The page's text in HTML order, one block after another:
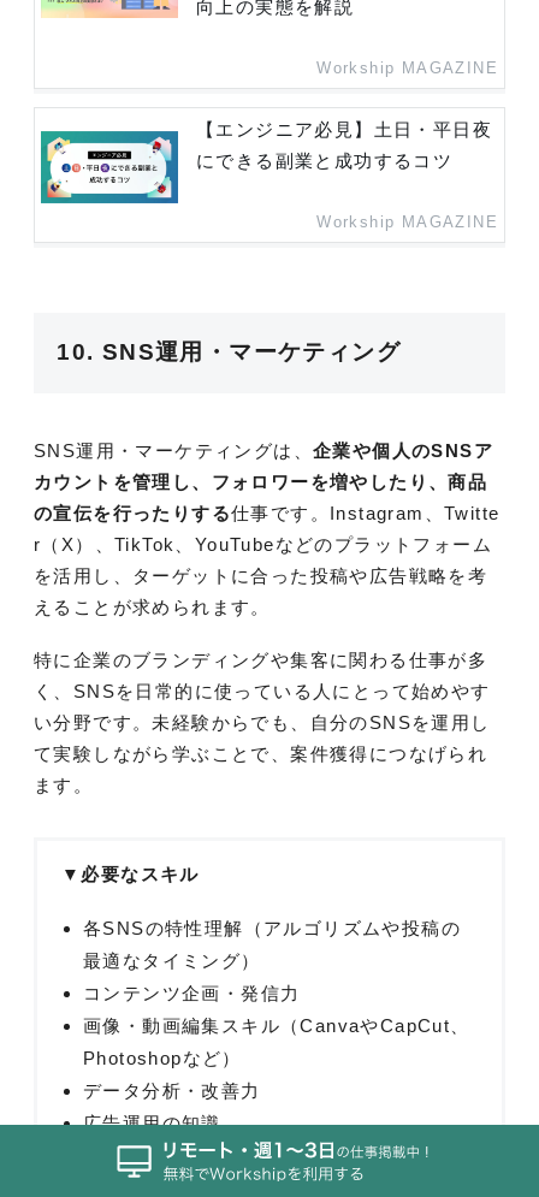
向上の実態を解説
Workship MAGAZINE
【エンジニア必見】土日・平日夜
にできる副業と成功するコツ
Workship MAGAZINE
10. SNS運用・マーケティング
SNS運用・マーケティングは、 企業や個人のSNSア
カウントを管理し、フォロワーを増やしたり、商品
の宣伝を行ったりする仕事です。Instagram、Twitte
r（X）、TikTok、YouTubeなどのプラットフォーム
を活用し、ターゲットに合った投稿や広告戦略を考
えることが求められます。
特に企業のブランディングや集客に関わる仕事が多
く、SNSを日常的に使っている人にとって始めやす
い分野です。未経験からでも、自分のSNSを運用し
て実験しながら学ぶことで、案件獲得につなげられ
ます。
▼必要なスキル
各SNSの特性理解（アルゴリズムや投稿の
最適なタイミング）
コンテンツ企画・発信力
画像・動画編集スキル（CanvaやCapCut、
Photoshopなど）
データ分析・改善力
広告運用の知識